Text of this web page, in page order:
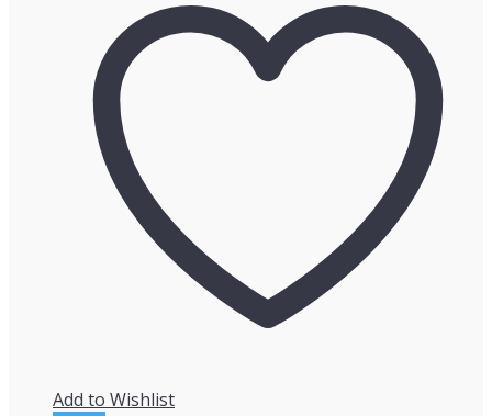
¥4,180
で
し
た。
格
は
Add to Wishlist